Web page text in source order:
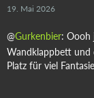
19. Mai 2026
@Gurkenbier: Oooh
Wandklappbett und
Platz für viel Fantasie